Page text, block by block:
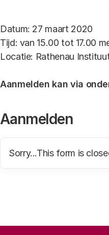
Datum: 27 maart 2020
Tijd: van 15.00 tot 17.00
Locatie: Rathenau
Aanmelden kan via
Aanmelden
Statusbericht
Sorry...This form is